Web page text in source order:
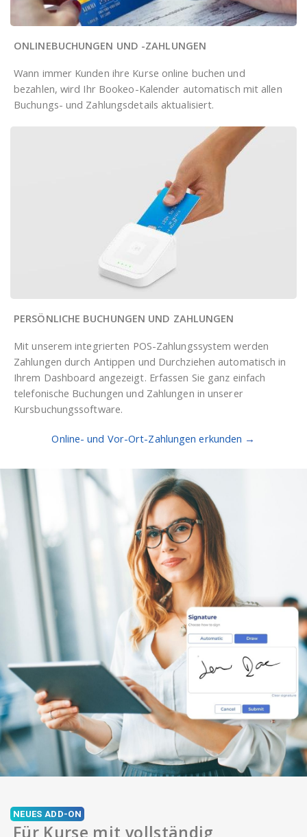
ONLINEBUCHUNGEN UND -ZAHLUNGEN
Wann immer Kunden ihre Kurse online buchen und
bezahlen, wird Ihr Bookeo-Kalender automatisch mit allen
Buchungs- und Zahlungsdetails aktualisiert.
PERSÖNLICHE BUCHUNGEN UND ZAHLUNGEN
Mit unserem integrierten POS-Zahlungssystem werden
Zahlungen durch Antippen und Durchziehen automatisch in
Ihrem Dashboard angezeigt. Erfassen Sie ganz einfach
telefonische Buchungen und Zahlungen in unserer
Kursbuchungssoftware.
Online- und Vor-Ort-Zahlungen erkunden →
NEUES ADD-ON
Für Kurse mit vollständig